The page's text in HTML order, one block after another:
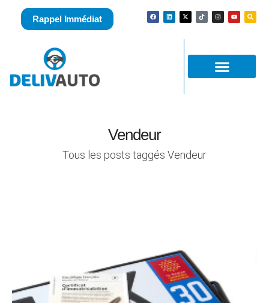
Rappel Immédiat
Vendeur
Tous les posts taggés Vendeur